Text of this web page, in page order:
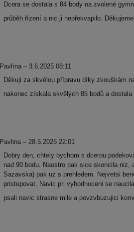
Dcera se dostala s 84 body na zvolené
průběh řízení a nic ji nepřekvapilo. Děkujeme
Pavlína – 3.6.2025 08:11
Děkuji za skvělou přípravu díky zkouškám
nakonec získala skvělých 85 bodů a
Pavlina – 28.5.2025 22:01
Dobry den, chtely bychom s dcerou
nad 90 bodu. Naostro pak sice skoncila
Sazavska) pak uz s prehledem. Nejvetsi
pristupovat. Navic pri vyhodnoceni se
psali navic strasne mile a povzvbuzujici